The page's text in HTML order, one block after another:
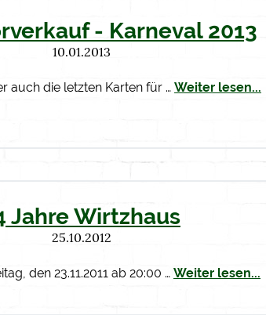
- Karneval 2013
10.01.2013
auch die letzten Karten für … Weiter lesen...
Jahre Wirtzhaus
25.10.2012
den 23.11.2011 ab 20:00 … Weiter lesen...